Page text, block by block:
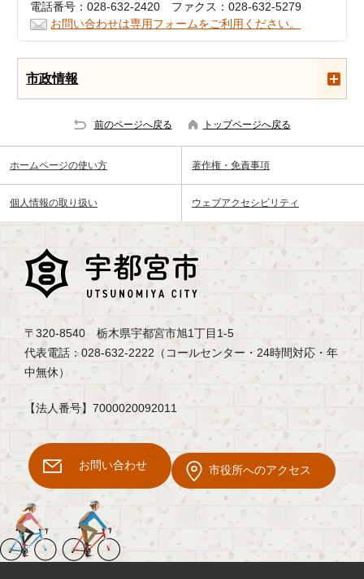
電話番号：028-632-2420 ファクス：028-632-5279
お問い合わせは専用フォームをご利用ください。
市政情報
前のページへ戻る トップページへ戻る
ホームページの使い方 著作権・免責事項
個人情報の取り扱い ウェブアクセシビリティ
〒320-8540 栃木県宇都宮市旭1丁目1-5
代表電話：028-632-2222（コールセンター・24時間対応・年
中無休）
【法人番号】7000020092011
お問い合わせ 市役所へのアクセス